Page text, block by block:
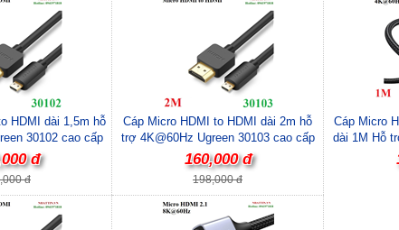
HDMI dài 1,5m hỗ
30102 cao cấp
đ
đ
Cáp Micro HDMI to HDMI dài 2m hỗ
trợ 4K@60Hz Ugreen 30103 cao cấp
160,000 đ
198,000 đ
Cáp Micro
dài 1M Hỗ